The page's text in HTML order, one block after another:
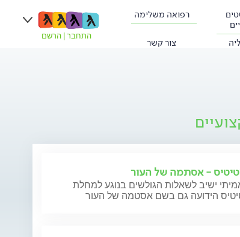
רפואה משלימה
צור קשר
התחבר הרשם
- אסתמה של העור
ישיב לשאלות הגולשים בנוגע למחלת
הידועה גם בשם אסטמה של העור